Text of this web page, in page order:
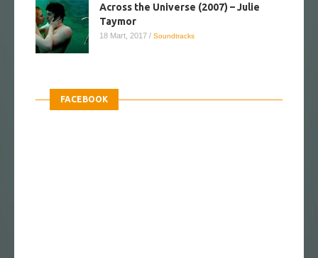
Across the Universe (2007) – Julie
Taymor
18 Mart, 2017 / Soundtracks
FACEBOOK